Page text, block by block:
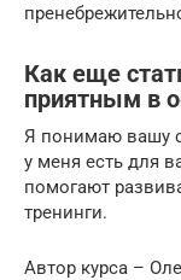
Как еще
приятным в
Я понимаю вашу
у меня есть для
помогают
тренинги.
Автор курса –